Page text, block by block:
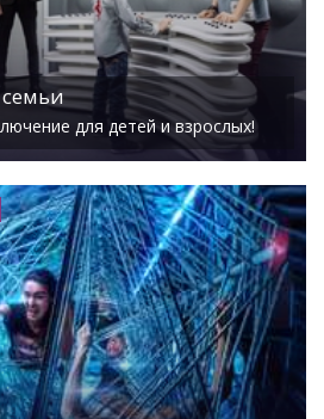
для детей и взрослых!